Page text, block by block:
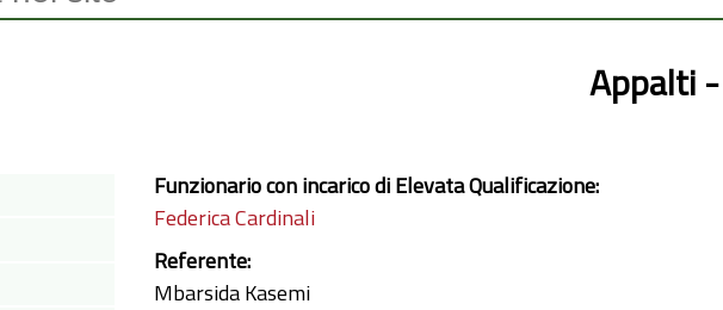
Appalti -
Funzionario con incarico di Elevata Qualificazione:
Federica Cardinali
Referente:
Mbarsida Kasemi